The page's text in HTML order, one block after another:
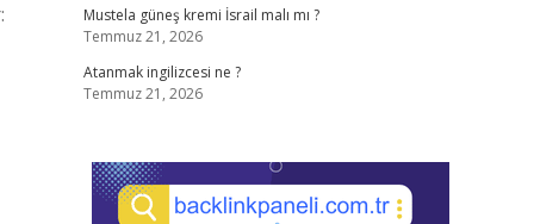
Mustela güneş kremi İsrail malı mı ?
Temmuz 21, 2026
Atanmak ingilizcesi ne ?
Temmuz 21, 2026